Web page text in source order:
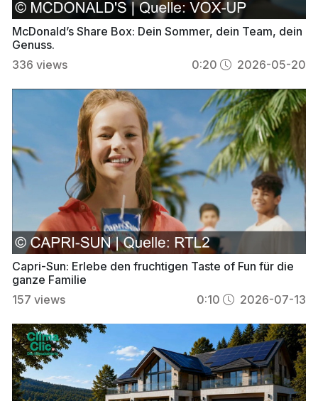
McDonald’s Share Box: Dein Sommer, dein Team, dein
Genuss.
336 views 0:20 2026-05-20
Capri-Sun: Erlebe den fruchtigen Taste of Fun für die
ganze Familie
157 views 0:10 2026-07-13